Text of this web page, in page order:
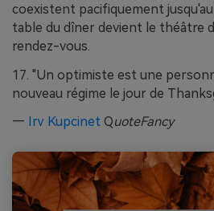
coexistent pacifiquement
table du dîner devient le théâtre
rendez-vous.
17. "Un optimiste est une
nouveau régime le jour de
— Irv Kupcinet QuoteFancy